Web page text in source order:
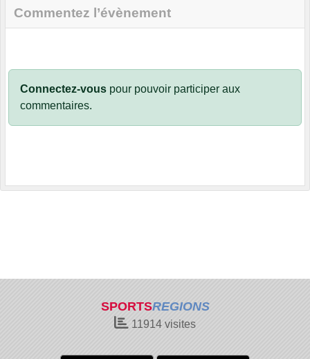
Commentez l’évènement
Connectez-vous pour pouvoir participer aux
commentaires.
SPORTSREGIONS
11914 visites